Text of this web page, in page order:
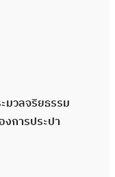
มวลจริยธรรม
การประปา